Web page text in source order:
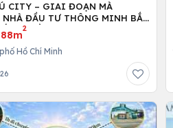
CITY – GIAI ĐOẠN MÀ
NHÀ ĐẦU TƯ THÔNG MINH BẮT
TIỀN
88m
2
Hồ Chí Minh